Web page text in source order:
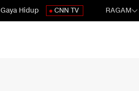
Gaya Hidup CNN TV RAGAM